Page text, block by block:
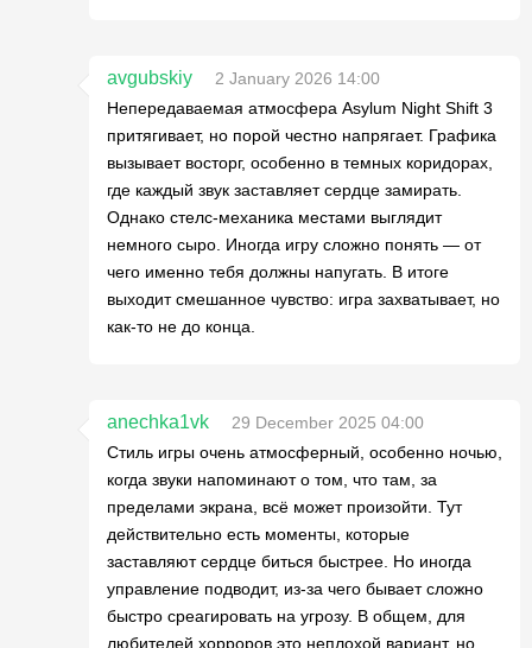
avgubskiy
2 January 2026 14:00
Непередаваемая атмосфера Asylum Night Shift 3
притягивает, но порой честно напрягает. Графика
вызывает восторг, особенно в темных коридорах,
где каждый звук заставляет сердце замирать.
Однако стелс-механика местами выглядит
немного сыро. Иногда игру сложно понять — от
чего именно тебя должны напугать. В итоге
выходит смешанное чувство: игра захватывает, но
как-то не до конца.
anechka1vk
29 December 2025 04:00
Стиль игры очень атмосферный, особенно ночью,
когда звуки напоминают о том, что там, за
пределами экрана, всё может произойти. Тут
действительно есть моменты, которые
заставляют сердце биться быстрее. Но иногда
управление подводит, из-за чего бывает сложно
быстро среагировать на угрозу. В общем, для
любителей хорроров это неплохой вариант, но